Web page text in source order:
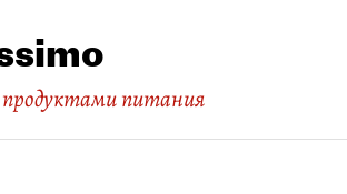
продуктами питания